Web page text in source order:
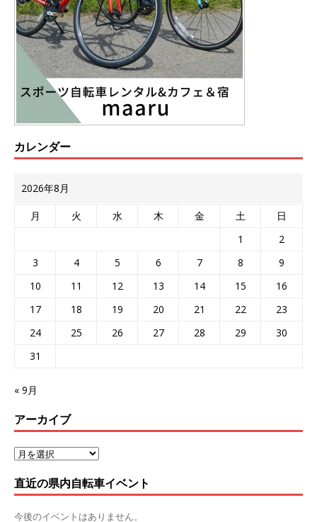
カレンダー
2026年8月
月 火 水 木 金 土
日
1
2
3
4 5 6 7 8
9
10
11 12 13 14 15
16
17
18 19 20 21 22
23
24
25 26 27 28 29
30
31
« 9月
アーカイブ
直近の県内自転車イベント
今後のイベントはありません。